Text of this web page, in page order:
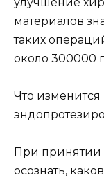
материалов
таких
около 300000
Что изменится
При
осознать,